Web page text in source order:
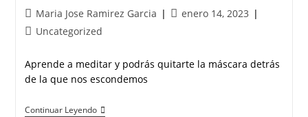
Maria Jose Ramirez Garcia
enero 14, 2023
Uncategorized
Aprende a meditar y podrás quitarte la máscara detrás
de la que nos escondemos
Continuar Leyendo